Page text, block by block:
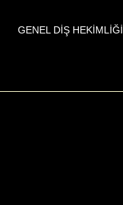
GENEL DIŞ HEKIMLIĞI